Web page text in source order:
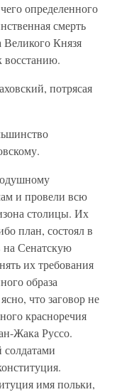
определенного
смерть
Великого Князя
восстанию.
потрясая
и провели всю
столицы. Их
план, состоял в
на Сенатскую
их требования
образа
что заговор не
красноречия
Жакa Руссо.
имя польки,